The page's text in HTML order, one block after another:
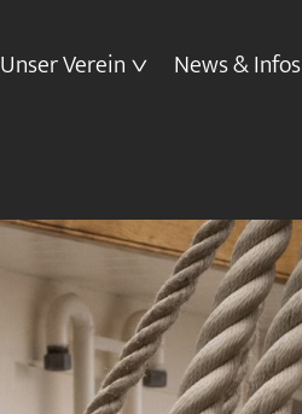
Unser Verein News & Infos